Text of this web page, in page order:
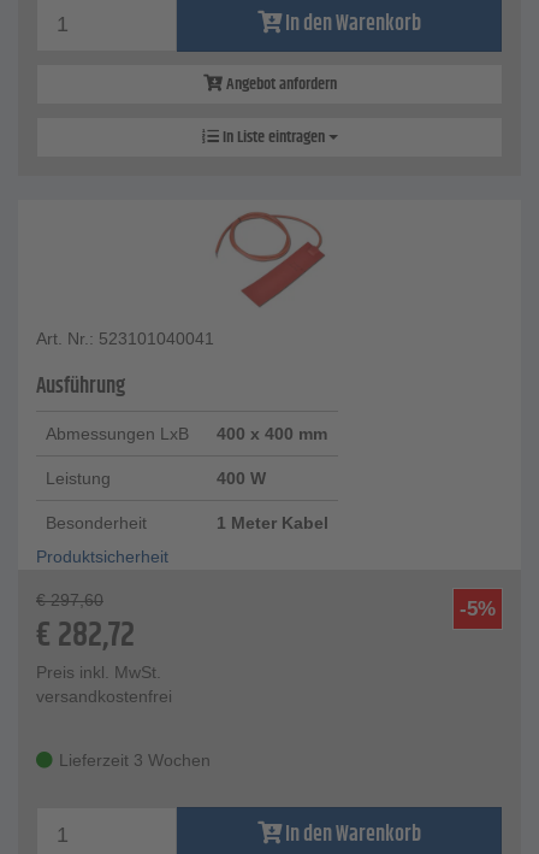
In den Warenkorb
Angebot anfordern
In Liste eintragen
Art. Nr.: 523101040041
Ausführung
Abmessungen LxB 400 x 400 mm
Leistung 400 W
Besonderheit
1 Meter Kabel
Produktsicherheit
-5%
€ 297,60
€282,72
Preis inkl. MwSt.
versandkostenfrei
Lieferzeit 3 Wochen
In den Warenkorb